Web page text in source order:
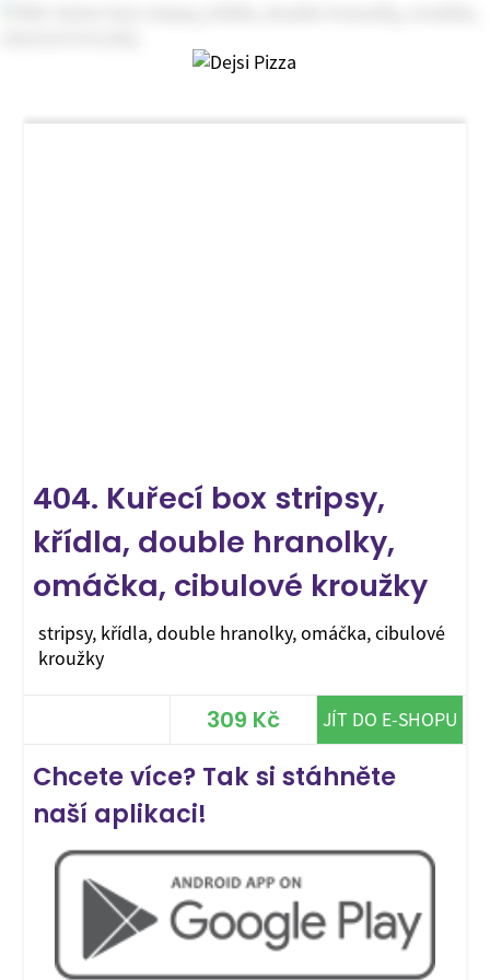
404. Kuřecí box stripsy,
křídla, double hranolky,
omáčka, cibulové kroužky
stripsy, křídla, double hranolky, omáčka, cibulové
kroužky
309 Kč JÍT DO E-SHOPU
Chcete více? Tak si stáhněte
naší aplikaci!